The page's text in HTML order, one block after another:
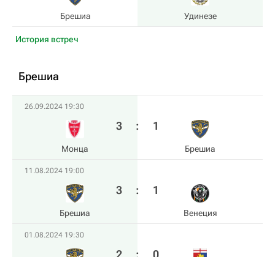
Брешиа Удинезе
История встреч
Брешиа
26.09.2024 19:30
Монца
3 : 1
Брешиа
11.08.2024 19:00
Брешиа
3 : 1
Венеция
01.08.2024 19:30
2 : 0